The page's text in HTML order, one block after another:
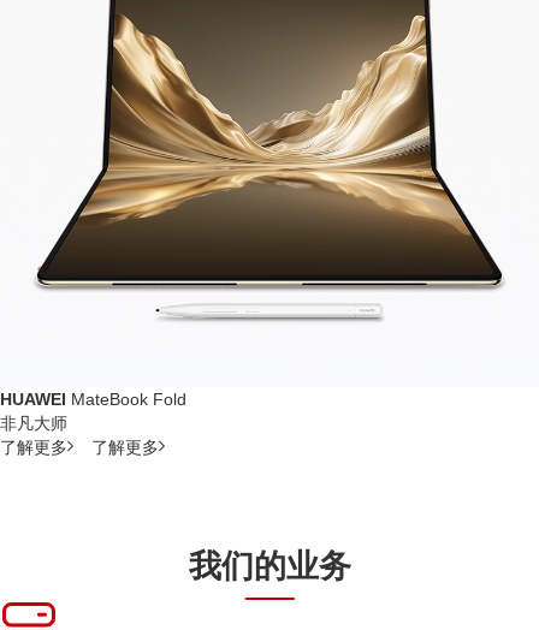
HUAWEI MateBook Fold
非凡大师
了解更多
了解更多
我们的业务